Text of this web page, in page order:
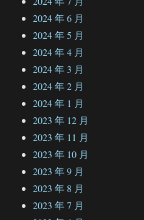
2024 年 6 月
2024 年 5 月
2024 年 4 月
2024 年 3 月
2024 年 2 月
2024 年 1 月
2023 年 12 月
2023 年 11 月
2023 年 10 月
2023 年 9 月
2023 年 8 月
2023 年 7 月